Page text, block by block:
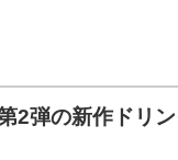
2弾の新作ドリ